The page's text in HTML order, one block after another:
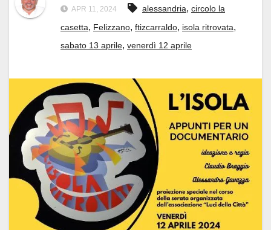
APR 11, 2024 alessandria, circolo la
casetta, Felizzano, ftizcarraldo, isola ritrovata,
sabato 13 aprile, venerdì 12 aprile